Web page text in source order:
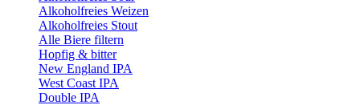
Alkoholfreies Weizen
Alkoholfreies Stout
Alle Biere filtern
Hopfig & bitter
New England IPA
West Coast IPA
Double IPA